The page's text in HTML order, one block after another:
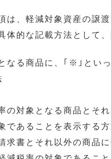
、軽減対象資産の譲
体的な記載方法として
なる商品に、｢※｣とい
の対象となる商品とそ
であることを表示する
求書とそれ以外の商品